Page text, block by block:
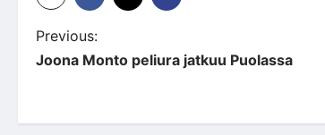
P
o
Previous:
Joona Monto peliura jatkuu Puolassa